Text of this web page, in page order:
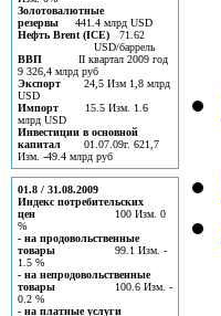
Золотовалютные
резервы 441.4 млрд USD
Нефть Brent (ICE) 71.62
USD/баррель
ВВП II квартал 2009 год
9 326,4 млрд руб
Экспорт 24,5 Изм 1,8 млрд
USD
Импорт 15.5 Изм. 1.6
млрд USD
Инвестиции в основной
капитал 01.07.09г. 621,7
Изм. -49.4 млрд руб
01.8 / 31.08.2009
Индекс потребительских
цен 100 Изм. 0
%
- на продовольственные
товары 99.1 Изм. -
1.5 %
- на непродовольственные
товары 100.6 Изм. -
0.2 %
- на платные услуги